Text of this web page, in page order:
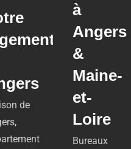
de
à
Angers
&
Maine-
et-
Loire
Bureaux